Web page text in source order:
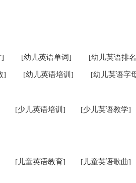
] [幼儿英语单词] [幼儿英语排
] [幼儿英语培训] [幼儿英语字
[少儿英语培训] [少儿英语教学]
[儿童英语教育] [儿童英语歌曲]